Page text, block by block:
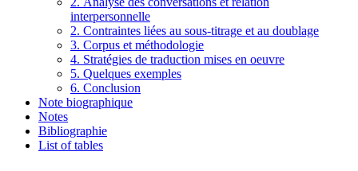
interpersonnelle
2. Contraintes liées au sous-titrage et au doublage
3. Corpus et méthodologie
4. Stratégies de traduction mises en oeuvre
5. Quelques exemples
6. Conclusion
Note biographique
Notes
Bibliographie
List of tables